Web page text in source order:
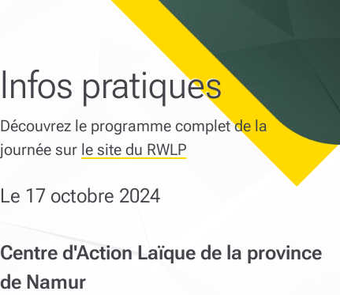
Infos pratiques
Découvrez le programme complet de la
journée sur le site du RWLP
Le 17 octobre 2024
Centre d'Action Laïque de la province
de Namur